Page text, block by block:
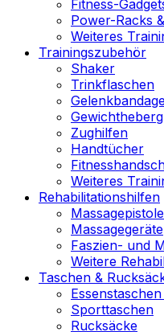
Fitness-
Power-Racks
Weiteres
Trainingszubehör
Shaker
Trinkflaschen
Zughilfen
Handtücher
Weiteres
Rehabilitationshilfen
Massagegeräte
Faszien- und
Weitere
Taschen &
Sporttaschen
Rucksäcke